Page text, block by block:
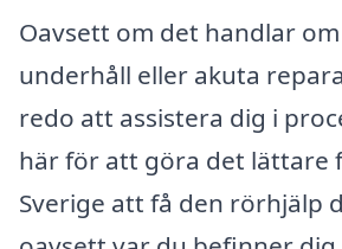
Oavsett om det handlar
underhåll eller akuta
redo att assistera dig i
här för att göra det lättare
Sverige att få den rörhjälp